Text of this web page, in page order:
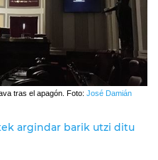
tras el apagón. Foto: José Damián
argindar barik utzi ditu